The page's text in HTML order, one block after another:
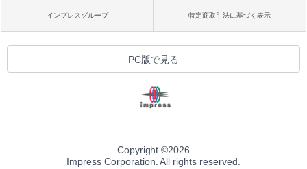
インプレスグループ 特定商取引法に基づく表示
PC版で見る
Copyright ©2026
Impress Corporation. All rights reserved.